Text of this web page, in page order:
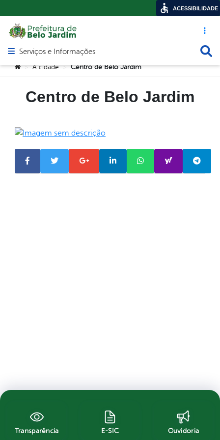
Acesso
Abrir menu principal de navegação
Serviços e Informações
Você está aqui:
> A cidade > Centro de Belo Jardim
Centro de Belo Jardim
Transparência E-SIC Ouvidoria
ACESSIBILIDADE